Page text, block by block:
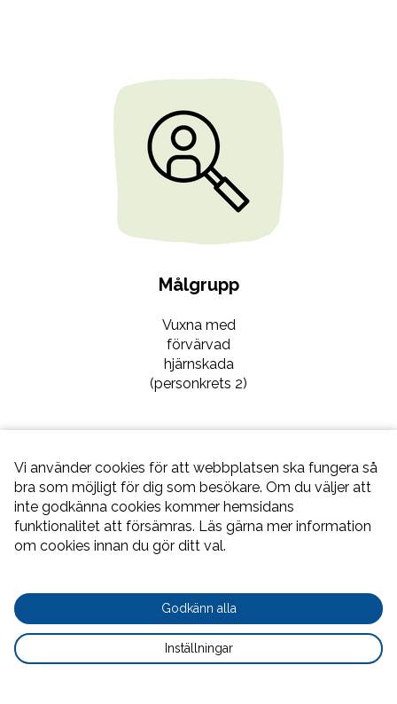
Målgrupp
Vuxna med
förvärvad
hjärnskada
(personkrets 2)
Vi använder cookies för att webbplatsen ska fungera så
bra som möjligt för dig som besökare. Om du väljer att
inte godkänna cookies kommer hemsidans
funktionalitet att försämras. Läs gärna mer information
om cookies innan du gör ditt val.
cookie
button
Godkänn alla
settings
button
Inställningar